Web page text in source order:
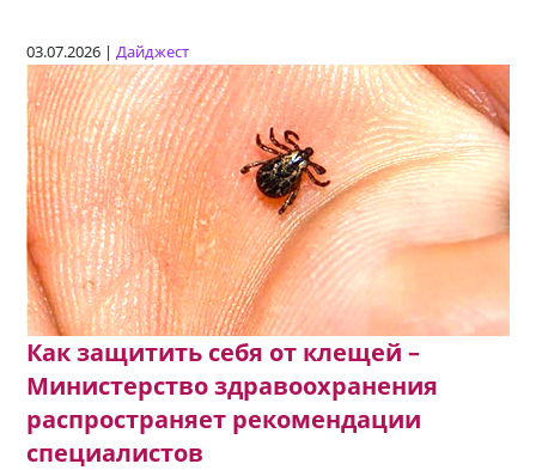
03.07.2026 |Дайджест
Как защитить себя от клещей –
Министерство здравоохранения
распространяет рекомендации
специалистов